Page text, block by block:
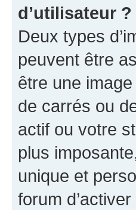
d’utilisateur ?
Deux types
peuvent être
être une
de carrés ou
actif ou votre
plus
unique et
forum